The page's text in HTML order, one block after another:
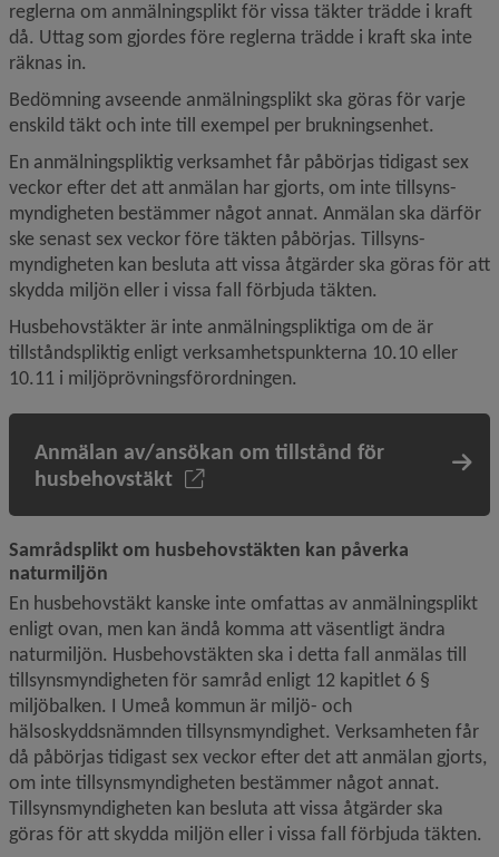
reglerna om anmälningsplikt för vissa täkter trädde i kraft
då. Uttag som gjordes före reglerna trädde i kraft ska inte
räknas in.
Bedömning avseende anmälningsplikt ska göras för varje
enskild täkt och inte till exempel per brukningsenhet.
En anmälningspliktig verksamhet får påbörjas tidigast sex
veckor efter det att anmälan har gjorts, om inte tillsyns­
myndigheten bestämmer något annat. Anmälan ska därför
ske senast sex veckor före täkten påbörjas. Tillsyns­
myndigheten kan besluta att vissa åtgärder ska göras för att
skydda miljön eller i vissa fall förbjuda täkten.
Husbehovstäkter är inte anmälningspliktiga om de är
tillståndspliktig enligt verksamhetspunkterna 10.10 eller
10.11 i miljöprövningsförordningen.
Anmälan av/ansökan om tillstånd för
husbehovstäkt
Samrådsplikt om husbehovstäkten kan påverka
naturmiljön
En husbehovstäkt kanske inte omfattas av anmälningsplikt
enligt ovan, men kan ändå komma att väsentligt ändra
naturmiljön. Husbehovstäkten ska i detta fall anmälas till
tillsynsmyndigheten för samråd enligt 12 kapitlet 6 §
miljöbalken. I Umeå kommun är miljö- och
hälsoskyddsnämnden tillsynsmyndighet. Verksamheten får
då påbörjas tidigast sex veckor efter det att anmälan gjorts,
om inte tillsynsmyndigheten bestämmer något annat.
Tillsyns­myndigheten kan besluta att vissa åtgärder ska
göras för att skydda miljön eller i vissa fall förbjuda täkten.